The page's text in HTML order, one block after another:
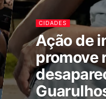
CIDADES
Ação de
promove